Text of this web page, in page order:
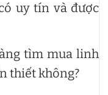
uy tín và được
tìm mua linh
thiết không?